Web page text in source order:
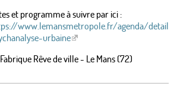
et programme à suivre par ici :
www.lemansmetropole.fr/agenda/detail/
urbaine
Rêve de ville - Le Mans (72)